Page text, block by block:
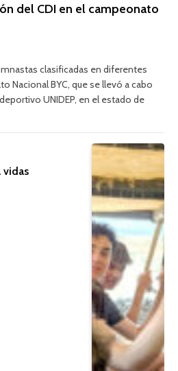
del CDI en el campeonato
clasificadas en diferentes
Nacional BYC, que se llevó a cabo
UNIDEP, en el estado de
vidas